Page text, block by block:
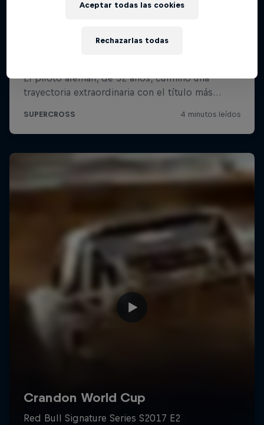
Rechazarlas todas
Aceptar todas las cookies